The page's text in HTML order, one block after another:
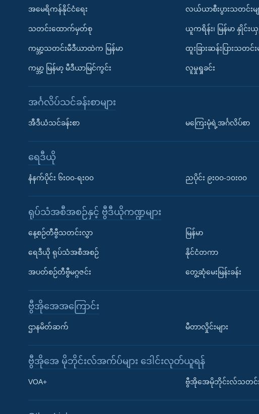
Learning English
အမေရိကန်နိုင်ငံရေး
သတင်းထောက်မှတ်စု
ကမ္ဘာ့သတင်းမီဒီယာထဲက မြန်မာ
ကမ္ဘာ့ မြန်မာ့ မီဒီယာမြင်ကွင်း
လယ်ယာစီးပွားသတင်းမျ
ယူကရိန်း၊ မြန်မာ နှိုင်း
ထူးခြားဆန်းပြားသတင်းမ
လူမှုရှုခင်း
အင်္ဂလိပ်သင်ခန်းစာများ
အီဒီယံသင်ခန်းစာ မကြေးမုံရဲ့အင်္ဂလိပ်စာ
ရေဒီယို
နံနက်ပိုင်း ၆း၀၀-ရး၀၀ ညပိုင်း ၉း၀၀-၁၀း၀၀
ရုပ်သံအစီအစဉ်နှင့် ဗွီဒီယိုကဏ္ဍများ
နေ့စဉ်တီဗွီသတင်းလွှာ
ရေဒီယို ရုပ်သံအစီအစဉ်
အပတ်စဉ်တီဗွီမဂ္ဂဇင်း
မြန်မာ
နိုင်ငံတကာ
တွေ့ဆုံမေးမြန်းခန်း
ဗွီအိုအေအကြောင်း
ဌာနမိတ်ဆက် မီတာလှိုင်းများ
ဗွီအိုအေ မိုဘိုင်းလ်အက်ပ်များ ဒေါင်းလုတ်ယူရန်
VOA+ ဗွီအိုအေမိုဘိုင်းလ်သတင်း